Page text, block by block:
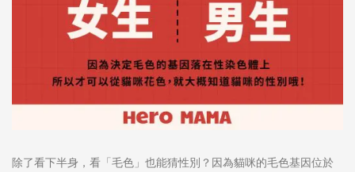
除了看下半身，看「毛色」也能猜性別？因為貓咪的毛色基因位於